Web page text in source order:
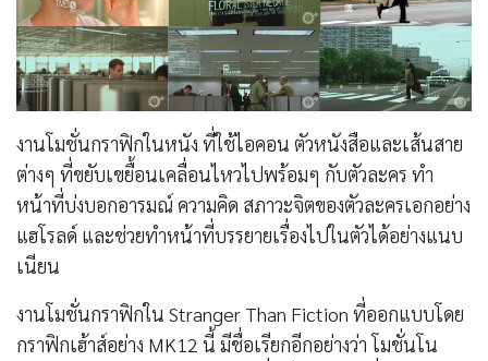
งานโมชั่นกราฟิกในหนัง ที่ใช้ไอคอน ตัวหนังสือและเส้นสาย
ต่างๆ ที่ขยับเขยื้อนเคลื่อนไหวไปพร้อมๆ กับตัวละคร ทำ
หน้าที่บ่งบอกอารมณ์ ความคิด สภาวะจิตของตัวละครเอกอย่าง
แฮโรลด์ และช่วยทำหน้าที่บรรยายเรื่องไปในตัวได้อย่างแนบ
เนียน
งานโมชั่นกราฟิกใน Stranger Than Fiction ที่ออกแบบโดย
กราฟิกเฮ้าส์อย่าง MK12 นี้ มีชื่อเรียกอีกอย่างว่า โมชั่นโน